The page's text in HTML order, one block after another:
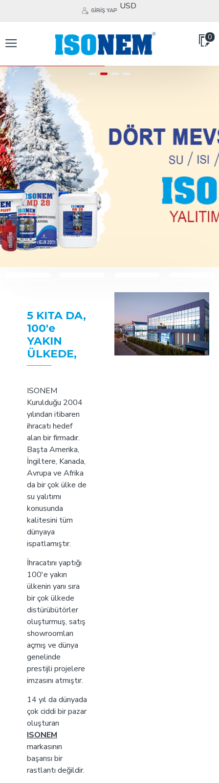
GIRIŞ YAP USD
0
SU
5 KITA DA,
100'e
YAKIN
ÜLKEDE,
ISONEM
Kurulduğu 2004
yılından itibaren
ihracatı hedef
alan bir firmadır.
Başta Amerika,
İngiltere, Kanada,
Avrupa ve Afrika
da bir çok ülke de
su yalıtımı
konusunda
kalitesini tüm
dünyaya
ispatlamıştır.
İhracatını yaptığı
100'e yakın
ülkenin yanı sıra
bir çok ülkede
distürübütörler
oluşturmuş, satış
showroomları
açmış ve dünya
genelinde
prestijli projelere
imzasını atmıştır.
14 yıl da dünyada
çok ciddi bir pazar
oluşturan
ISONEM
markasının
başarısı bir
rastlantı değildir.